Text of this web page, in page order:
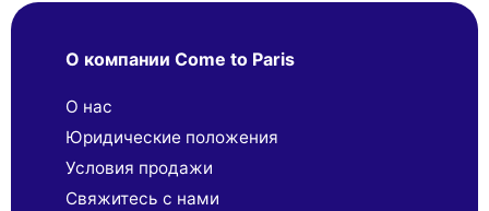
О компании Come to Paris
О нас
Юридические положения
Условия продажи
Свяжитесь с нами